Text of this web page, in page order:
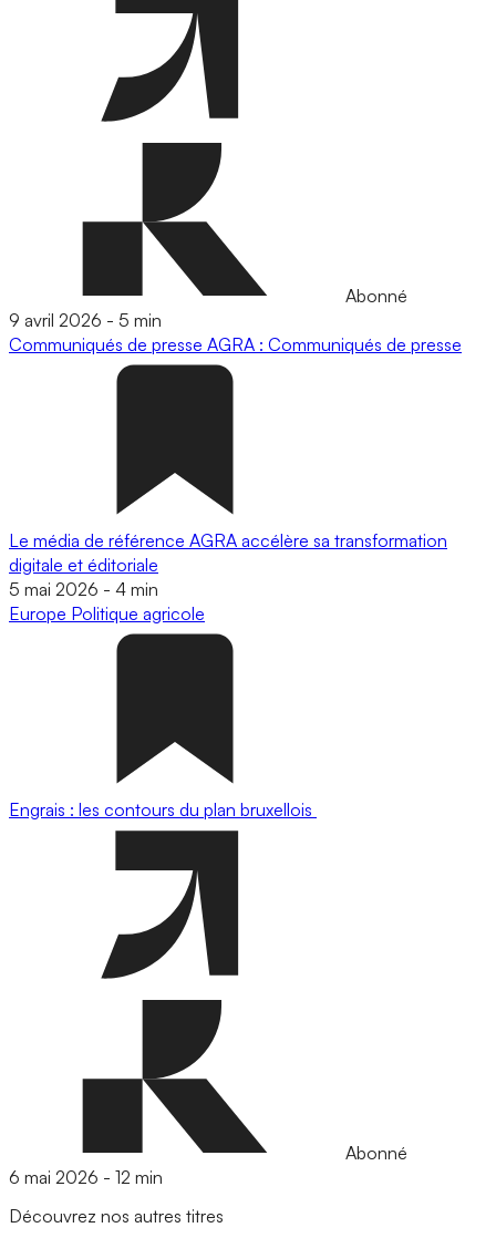
Abonné
9 avril 2026 - 5 min
Communiqués de presse AGRA : Communiqués de presse
Le média de référence AGRA accélère sa transformation
digitale et éditoriale
5 mai 2026 - 4 min
Europe Politique agricole
Engrais : les contours du plan bruxellois
Abonné
6 mai 2026 - 12 min
Découvrez nos autres titres